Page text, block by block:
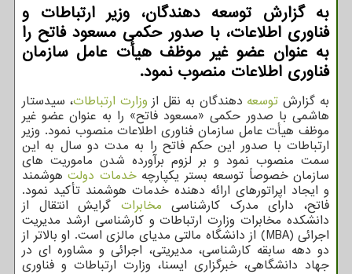
به گزارش توسعه دهندگان، وزیر ارتباطات و
فناوری اطلاعات، با صدور حکمی مسعود فاتح را
به عنوان عضو غیر موظف هیأت عامل سازمان
فناوری اطلاعات منصوب نمود.
به گزارش توسعه دهندگان به نقل از وزارت ارتباطات، سیدستار
هاشمی با صدور حکمی «مسعود فاتح» را به عنوان عضو غیر
موظف هیأت عامل سازمان فناوری اطلاعات منصوب نمود. وزیر
ارتباطات با صدور این حکم فاتح را به مدت دو سال به این
سمت منصوب نمود و بر لزوم برآورده شدن ماموریت های
سازمان خصوصاً توسعه بستر یکپارچهخدمات دولتهوشمند
و ایجاد اپراتورهای ارائه دهنده خدمات هوشمند تأکید نمود.
فاتح، دارای مدرک کارشناسی مخابرات گرایش انتقال از
دانشکده مخابرات وزارت ارتباطات و کارشناسی ارشد مدیریت
اجرائی (MBA) از دانشگاه مالتی مدیای مالزی است. او بالاتر از
دو دهه سابقه کارشناسی، مدیریتی، اجرائی و مشاوره ای در
جهاد دانشگاهی، خبرگزاری ایسنا، وزارت ارتباطات و فناوری